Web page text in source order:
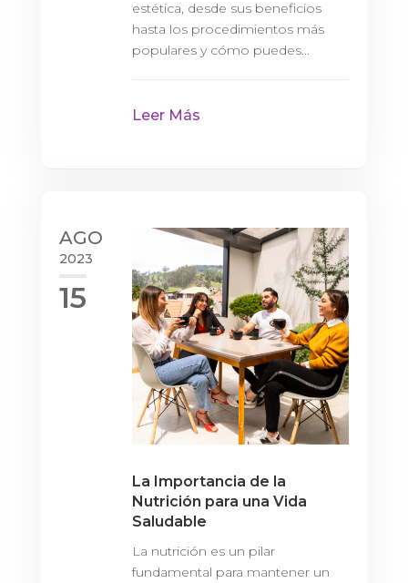
estética, desde sus beneficios
hasta los procedimientos más
populares y cómo puedes...
Leer Más
AGO
2023
15
La Importancia de la
Nutrición para una Vida
Saludable
La nutrición es un pilar
fundamental para mantener un